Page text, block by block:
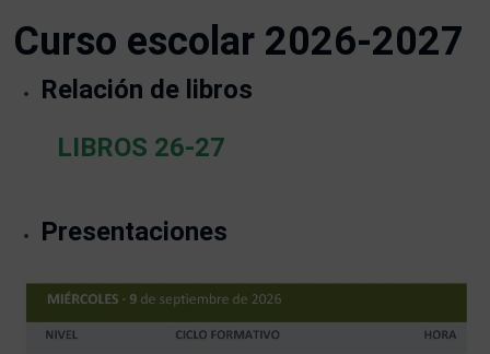
Curso escolar 2026-2027
Relación de libros
LIBROS 26-27
Presentaciones